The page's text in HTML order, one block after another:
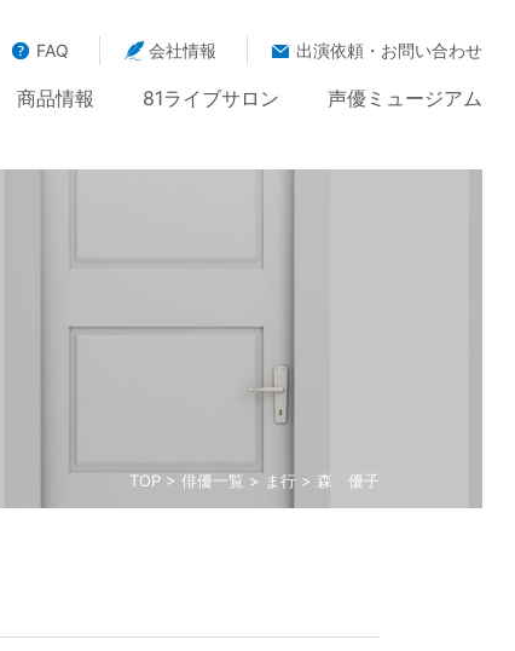
FAQ 会社情報 出演依頼・お問い合わせ
商品情報 81ライブサロン 声優ミュージアム
TOP> 俳優一覧 > ま行> 森 優子